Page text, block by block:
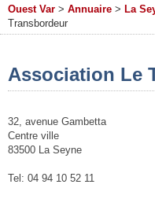
Ouest Var > Annuaire > La
Transbordeur
Association Le
32, avenue Gambetta
Centre ville
83500 La Seyne
Tel: 04 94 10 52 11